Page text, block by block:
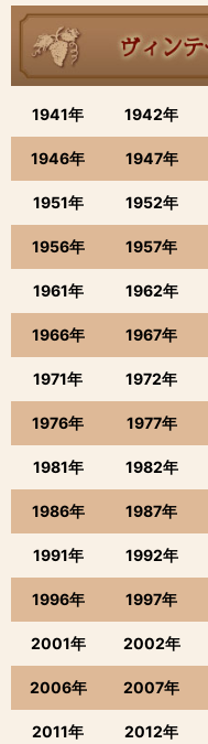
1941年 1942年
1946年 1947年
1951年 1952年
1956年 1957年
1961年 1962年
1966年 1967年
1971年 1972年
1976年 1977年
1981年 1982年
1986年 1987年
1991年 1992年
1996年 1997年
2001年 2002年
2006年 2007年
2011年 2012年